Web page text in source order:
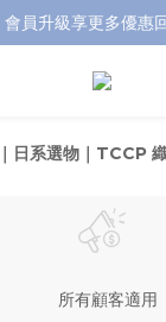
會員升級享更多優惠
會員升級享更多優惠
FB海外連線社團開放加
會員升級享更多優惠
｜日系選物｜TCCP
所有顧客適用